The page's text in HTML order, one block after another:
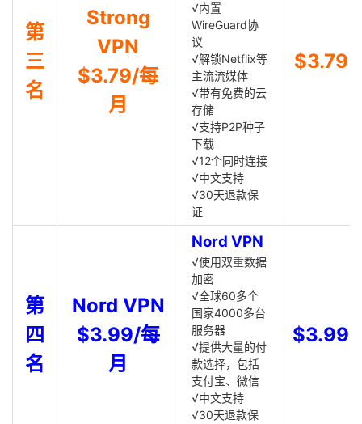
第
三
名
Strong
VPN
$3.79/每
月
√内置
WireGuard协
议
√解锁Netflix等
主流流媒体
√带有免费的云
存储
√支持P2P种子
下载
√12个同时连接
√中文支持
√30天退款保
证
$3.79
第
四
名
Nord VPN
$3.99/每
月
Nord VPN
√使用双重数据
加密
√全球60多个
国家4000多台
服务器
√提供大量的付
款选择，包括
支付宝、微信
√中文支持
√30天退款保
$3.99